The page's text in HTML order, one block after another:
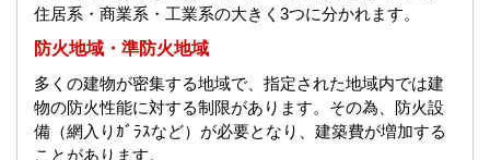
住居系・商業系・工業系の大きく3つに分かれます。
防火地域・準防火地域
多くの建物が密集する地域で、指定された地域内では建
物の防火性能に対する制限があります。その為、防火設
備（網入りｶﾞﾗｽなど）が必要となり、建築費が増加する
ことがあります。